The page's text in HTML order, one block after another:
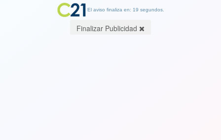
El aviso finaliza en: 19 segundos.
Finalizar Publicidad